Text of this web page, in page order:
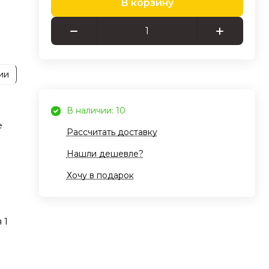
В корзину
В наличии: 10
Рассчитать доставку
Нашли дешевле?
Хочу в подарок